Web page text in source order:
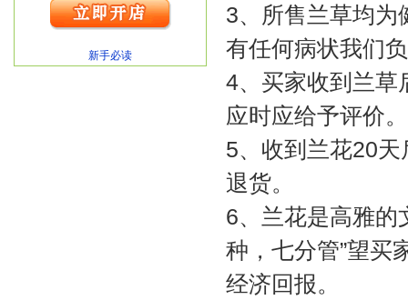
新手必读
3、所售兰草均为
有任何病状我们
4、买家收到兰草
应时应给予评价。
5、收到兰花20
退货。
6、兰花是高雅的
种，七分管”望买
经济回报。